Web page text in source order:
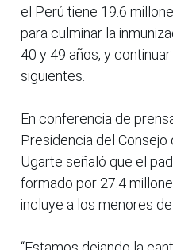
el Perú tiene 19.6
para culminar la
40 y 49 años, y
siguientes.
En conferencia de
Presidencia del Consejo
Ugarte señaló que el
formado por 27.4
incluye a los menores